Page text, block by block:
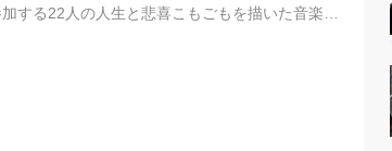
する22人の人生と悲喜こもごもを描いた音楽満
目俳優、安野澄・諏訪珠理・上村侑が参加 メモ